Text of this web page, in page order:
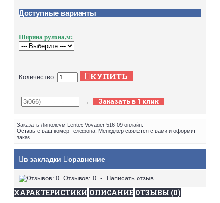
Доступные варианты
Ширина рулона,м:
Количество: КУПИТЬ
→ Заказать в 1 клик
Заказать Линолеум Lentex Voyager 516-09 онлайн.
Оставьте ваш номер телефона. Менеджер свяжется с вами и оформит
заказ.
в закладки сравнение
Отзывов: 0 • Написать отзыв
ХАРАКТЕРИСТИКИ ОПИСАНИЕ ОТЗЫВЫ (0)